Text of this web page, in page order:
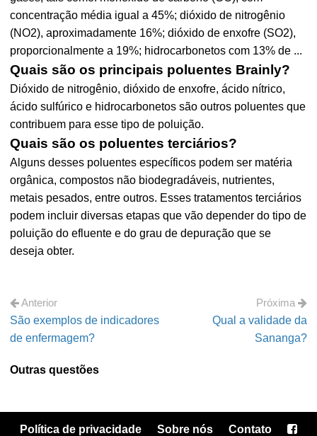
concentração média igual a 45%; dióxido de nitrogênio
(NO2), aproximadamente 16%; dióxido de enxofre (SO2),
proporcionalmente a 19%; hidrocarbonetos com 13% de ...
Quais são os principais poluentes Brainly?
Dióxido de nitrogênio, dióxido de enxofre, ácido nítrico,
ácido sulfúrico e hidrocarbonetos são outros poluentes que
contribuem para esse tipo de poluição.
Quais são os poluentes terciários?
Alguns desses poluentes específicos podem ser matéria
orgânica, compostos não biodegradáveis, nutrientes,
metais pesados, entre outros. Esses tratamentos terciários
podem incluir diversas etapas que vão depender do tipo de
poluição do efluente e do grau de depuração que se
deseja obter.
Anterior
São exemplos de indicadores
de enfermagem?
Próxima
Qual a validade da
Sananga?
Outras questões
Política de privacidade Sobre nós Contato